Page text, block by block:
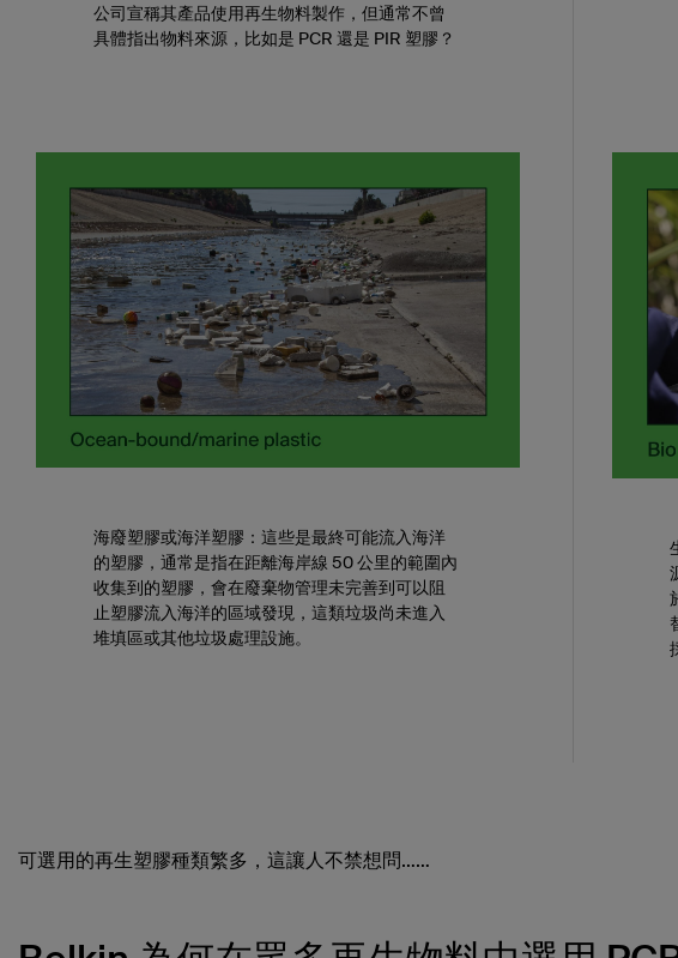
公司宣稱其產品使用再生物料製作，但通常不曾
具體指出物料來源，比如是 PCR 還是 PIR 塑膠？
海廢塑膠或海洋塑膠： 這些是最終可能流入海洋
的塑膠，通常是指在距離海岸線 50 公里的範圍內
收集到的塑膠，會在廢棄物管理未完善到可以阻
止塑膠流入海洋的區域發現，這類垃圾尚未進入
堆填區或其他垃圾處理設施。
可選用的再生塑膠種類繁多，這讓人不禁想問……